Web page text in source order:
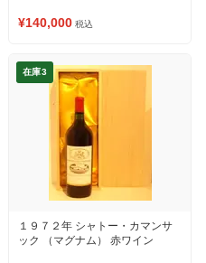
¥140,000 税込
在庫3
１９７２年 シャトー・カマンサ
ック （マグナム） 赤ワイン